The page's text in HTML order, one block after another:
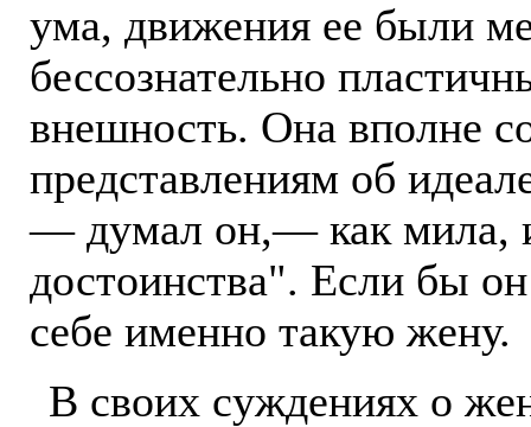
ума, движения ее были
бессознательно
внешность. Она вполне
представлениям об
— думал он,— как мила,
достоинства". Если бы
себе именно такую жену.
В своих суждениях о